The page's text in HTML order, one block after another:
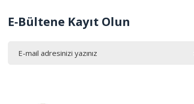
E-Bültene Kayıt Olun